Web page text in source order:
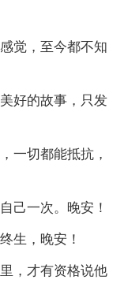
觉，至今都不知
好的故事，只发
一切都能抵抗，
己一次。晚安！
生，晚安！
，才有资格说他